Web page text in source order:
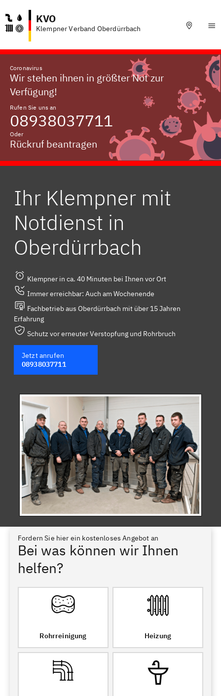
KVO
Klempner Verband Oberdürrbach
Coronavirus
Wir stehen ihnen in größter Not zur
Verfügung!
Rufen Sie uns an
08938037711
Oder
Rückruf beantragen
Ihr Klempner mit
Notdienst in
Oberdürrbach
Klempner in ca. 40 Minuten bei Ihnen vor Ort
Immer erreichbar: Auch am Wochenende
Fachbetrieb aus Oberdürrbach mit über 15 Jahren
Erfahrung
Schutz vor erneuter Verstopfung und Rohrbruch
Jetzt anrufen
08938037711
Fordern Sie hier ein kostenloses Angebot an
Bei was können wir Ihnen
helfen?
Rohrreinigung Heizung